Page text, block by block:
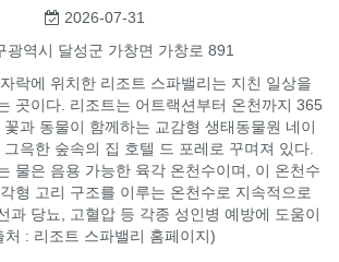
2026-07-31
광역시 달성군 가창면 가창로 891
락에 위치한 리조트 스파밸리는 지친 일상을
곳이다. 리조트는 어트랙션부터 온천까지 365
과 동물이 함께하는 교감형 생태동물원 네이
윽한 숲속의 집 호텔 드 포레로 꾸며져 있다.
물은 음용 가능한 육각 온천수이며, 이 온천수
형 고리 구조를 이루는 온천수로 지속적으로
과 당뇨, 고혈압 등 각종 성인병 예방에 도움이
: 리조트 스파밸리 홈페이지)